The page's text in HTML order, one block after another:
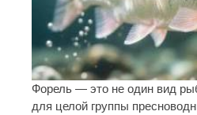
Форель — это не один вид
для целой группы